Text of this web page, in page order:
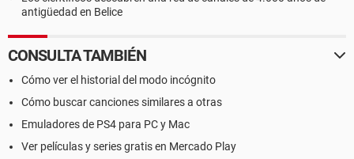
antigüedad en Belice
CONSULTA TAMBIÉN
Cómo ver el historial del modo incógnito
Cómo buscar canciones similares a otras
Emuladores de PS4 para PC y Mac
Ver películas y series gratis en Mercado Play